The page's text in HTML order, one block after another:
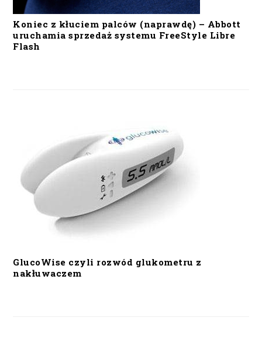
Koniec z kłuciem palców (naprawdę) – Abbott
uruchamia sprzedaż systemu FreeStyle Libre
Flash
GlucoWise czyli rozwód glukometru z
nakłuwaczem